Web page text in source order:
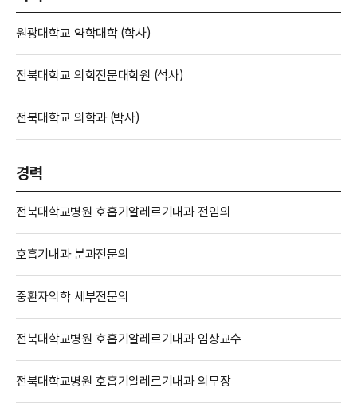
원광대학교 약학대학 (학사)
전북대학교 의학전문대학원 (석사)
전북대학교 의학과 (박사)
경력
전북대학교병원 호흡기알레르기내과 전임의
호흡기내과 분과전문의
중환자의학 세부전문의
전북대학교병원 호흡기알레르기내과 임상교수
전북대학교병원 호흡기알레르기내과 의무장